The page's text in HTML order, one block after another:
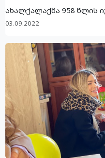
ახალქალაქმა 958 წლის
03.09.2022